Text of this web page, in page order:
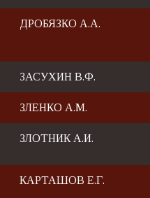
ДРОБЯЗКО А.А.
ЗАСУХИН В.Ф.
ЗЛЕНКО А.М.
ЗЛОТНИК А.И.
КАРТАШОВ Е.Г.